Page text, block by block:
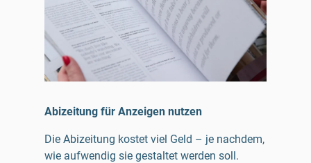
Abizeitung für Anzeigen nutzen
Die Abizeitung kostet viel Geld – je nachdem,
wie aufwendig sie gestaltet werden soll.